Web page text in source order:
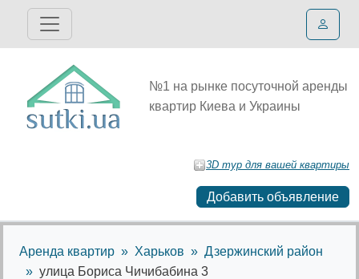
№1 на рынке посуточной аренды
квартир Киева и Украины
3D тур для вашей квартиры
Добавить объявление
Аренда квартир Харьков
Дзержинский район
улица Бориса Чичибабина 3